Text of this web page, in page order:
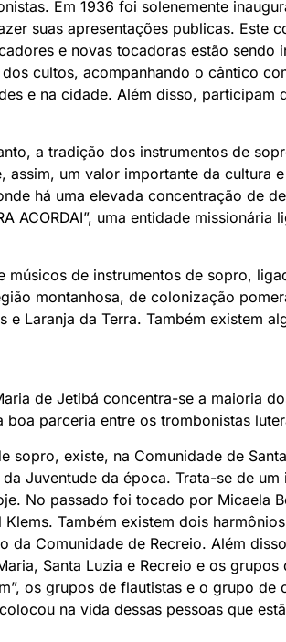
Em 1936 foi solenemente
suas apresentações publicas. Este
e novas tocadoras estão sendo
cultos, acompanhando o cântico
e na cidade. Além disso,
a tradição dos instrumentos de
assim, um valor importante da cultura
há uma elevada concentração de
ACORDAI”, uma entidade
músicos de instrumentos de sopro,
montanhosa, de colonização
e Laranja da Terra. Também existem
de Jetibá concentra-se a maioria
boa parceria entre os trombonistas
sopro, existe, na Comunidade de
Juventude da época. Trata-se de um
No passado foi tocado por Micaela
Klems. Também existem dois
da Comunidade de Recreio. Além
Santa Luzia e Recreio e os grupos
os grupos de flautistas e o grupo
na vida dessas pessoas que